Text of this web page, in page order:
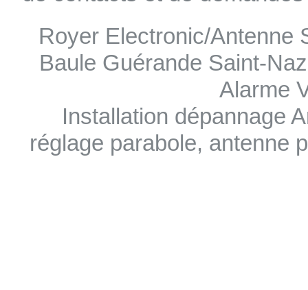
Royer Electronic/Antenne
Baule Guérande Saint-
Alarme
Installation dépannage
réglage parabole, antenne